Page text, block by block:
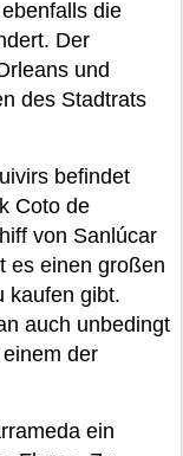
die
Der
und
des Stadtrats
befindet
Coto de
von Sanlúcar
es einen großen
kaufen gibt.
auch unbedingt
der
ein